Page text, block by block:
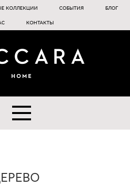
КОЛЛЕКЦИИ СОБЫТИЯ БЛОГ
КОНТАКТЫ